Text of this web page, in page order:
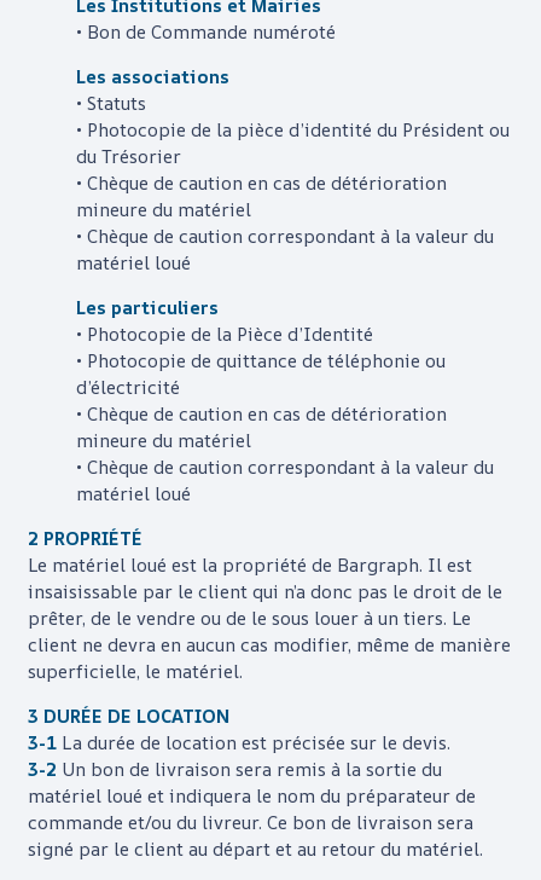
Les Institutions et Mairies
• Bon de Commande numéroté
Les associations
• Statuts
• Photocopie de la pièce d’identité du Président ou
du Trésorier
• Chèque de caution en cas de détérioration
mineure du matériel
• Chèque de caution correspondant à la valeur du
matériel loué
Les particuliers
• Photocopie de la Pièce d’Identité
• Photocopie de quittance de téléphonie ou
d’électricité
• Chèque de caution en cas de détérioration
mineure du matériel
• Chèque de caution correspondant à la valeur du
matériel loué
2 PROPRIÉTÉ
Le matériel loué est la propriété de Bargraph. Il est
insaisissable par le client qui n’a donc pas le droit de le
prêter, de le vendre ou de le sous louer à un tiers. Le
client ne devra en aucun cas modifier, même de manière
superficielle, le matériel.
3 DURÉE DE LOCATION
3-1 La durée de location est précisée sur le devis.
3-2 Un bon de livraison sera remis à la sortie du
matériel loué et indiquera le nom du préparateur de
commande et/ou du livreur. Ce bon de livraison sera
signé par le client au départ et au retour du matériel.